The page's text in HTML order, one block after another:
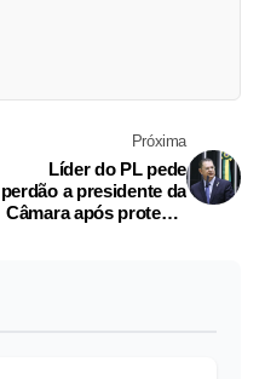
Próxima
Líder do PL pede
perdão a presidente da
Câmara após protesto